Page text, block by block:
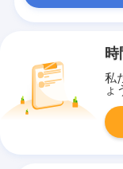
私
ょ